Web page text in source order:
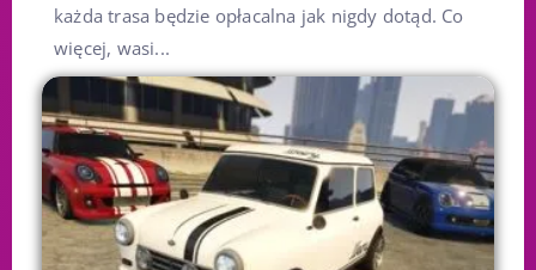
każda trasa będzie opłacalna jak nigdy dotąd. Co
więcej, wasi...